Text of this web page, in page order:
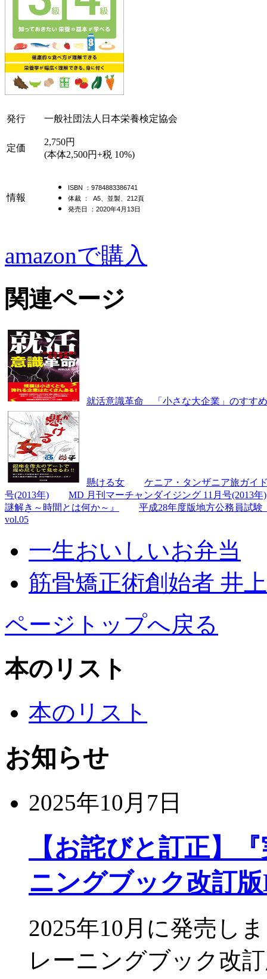
発行 一般社団法人日本栄養検定協会
定価
2,750円
(本体2,500円+税 10%)
情報
ISBN ：9784883386741
体裁 ： A5、並製、212頁
発売日 ：2020年4月13日
amazonで購入
関連ページ
就活意識革命 「小さな大企業」のすすめ
懸ける女
ケニア・タンザニア旅ガ
号(2013年)
MD 月刊マーチャンダイジング 11月号(2013年)
謎解き～時間とは何か～』
平成28年度版地方公務員試
vol.05
一生おいしいお弁当
筋骨矯正術創始者 井
ページトップへ戻る
本のリスト
本のリスト
お知らせ
2025年10月7日
【お詫びと訂正】
ニングブック改訂
2025年10月に発売し
レーニングブック改